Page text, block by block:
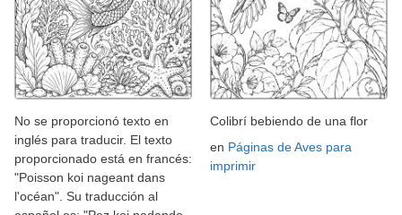
No se proporcionó texto en
inglés para traducir. El texto
proporcionado está en francés:
"Poisson koi nageant dans
l'océan". Su traducción al
Colibrí bebiendo de una flor
en Páginas de Aves para
imprimir